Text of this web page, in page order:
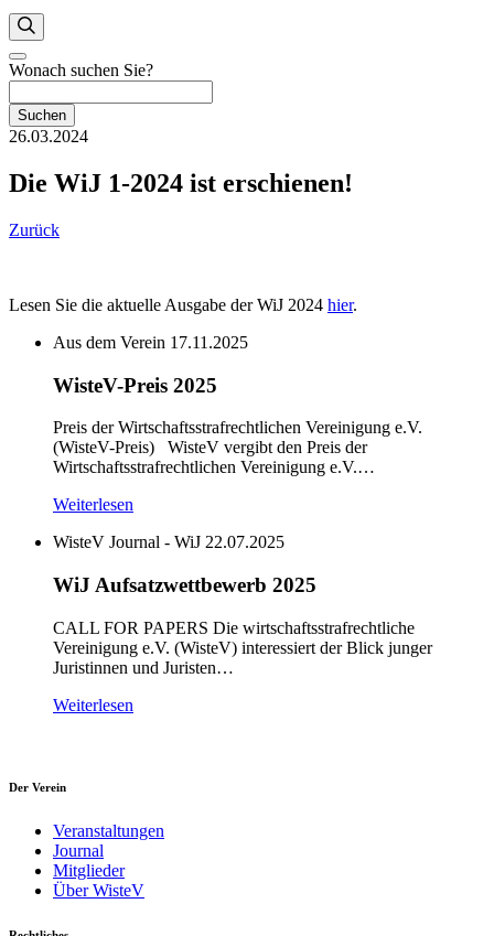
Wonach suchen Sie?
Suchen
26.03.2024
Die WiJ 1-2024 ist erschienen!
Zurück
Lesen Sie die aktuelle Ausgabe der WiJ 2024 hier.
Aus dem Verein 17.11.2025
WisteV-Preis 2025
Preis der Wirtschaftsstrafrechtlichen Vereinigung e.V.
(WisteV-Preis) WisteV vergibt den Preis der
Wirtschaftsstrafrechtlichen Vereinigung e.V.…
Weiterlesen
WisteV Journal - WiJ 22.07.2025
WiJ Aufsatzwettbewerb 2025
CALL FOR PAPERS Die wirtschaftsstrafrechtliche
Vereinigung e.V. (WisteV) interessiert der Blick junger
Juristinnen und Juristen…
Weiterlesen
Der Verein
Veranstaltungen
Journal
Mitglieder
Über WisteV